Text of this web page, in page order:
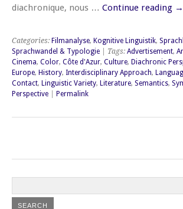
diachronique, nous … Continue reading →
Categories: Filmanalyse, Kognitive Linguistik,
Sprachwandel & Typologie | Tags: Advertisement,
Cinema, Color, Côte d'Azur, Culture, Diachronic
Europe, History, Interdisciplinary Approach,
Contact, Linguistic Variety, Literature, Semantics,
Perspective
Permalink